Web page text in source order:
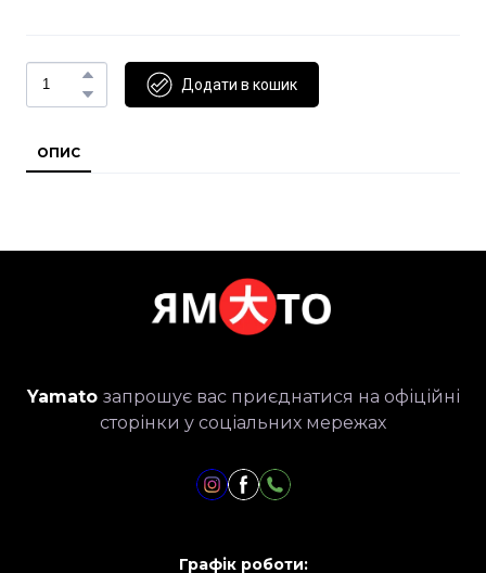
Додати в кошик
ОПИС
Yamato запрошує вас приєднатися на офіційні
сторінки у соціальних мережах
Графік роботи: